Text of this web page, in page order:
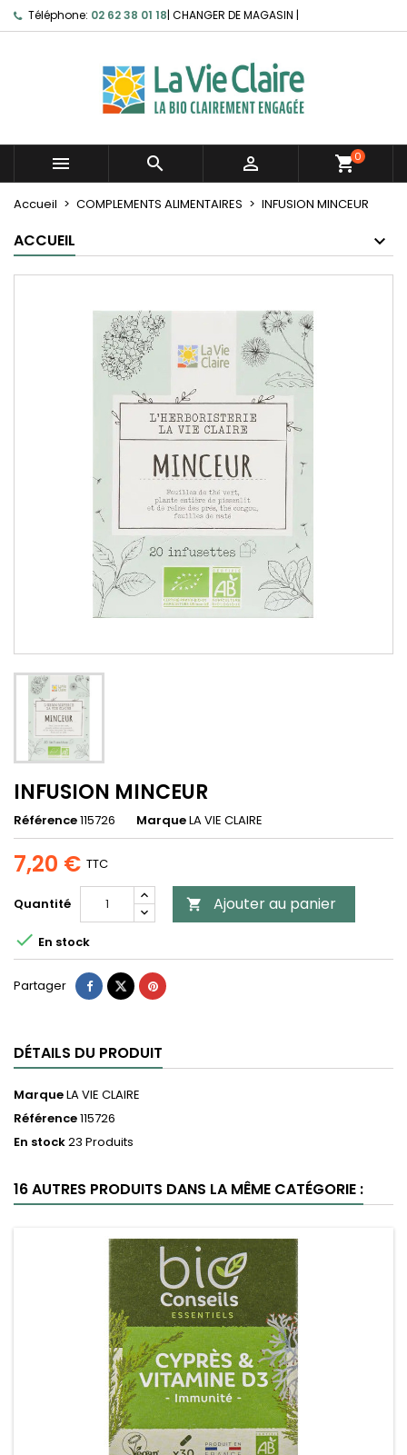
Téléphone: 02 62 38 01 18| CHANGER DE MAGASIN |
   shopping_cart0
Accueil COMPLEMENTS ALIMENTAIRES INFUSION MINCEUR
ACCUEIL
INFUSION MINCEUR
Référence115726 MarqueLA VIE CLAIRE
7,20 € TTC
Quantité  Ajouter au panier
 En stock
Partager
DÉTAILS DU PRODUIT
MarqueLA VIE CLAIRE
Référence115726
En stock23 Produits
16 AUTRES PRODUITS DANS LA MÊME CATÉGORIE :